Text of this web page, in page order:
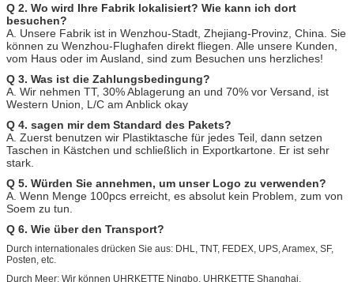
Q 2. Wo wird Ihre Fabrik lokalisiert? Wie kann ich dort
besuchen?
A. Unsere Fabrik ist in Wenzhou-Stadt, Zhejiang-Provinz, China. Sie
können zu Wenzhou-Flughafen direkt fliegen. Alle unsere Kunden,
vom Haus oder im Ausland, sind zum Besuchen uns herzliches!
Q 3. Was ist die Zahlungsbedingung?
A. Wir nehmen TT, 30% Ablagerung an und 70% vor Versand, ist
Western Union, L/C am Anblick okay
Q 4. sagen mir dem Standard des Pakets?
A. Zuerst benutzen wir Plastiktasche für jedes Teil, dann setzen
Taschen in Kästchen und schließlich in Exportkartone. Er ist sehr
stark.
Q 5. Würden Sie annehmen, um unser Logo zu verwenden?
A. Wenn Menge 100pcs erreicht, es absolut kein Problem, zum von
Soem zu tun.
Q 6. Wie über den Transport?
Durch internationales drücken Sie aus: DHL, TNT, FEDEX, UPS, Aramex, SF,
Posten, etc.
Durch Meer: Wir können UHRKETTE Ningbo, UHRKETTE Shanghai,